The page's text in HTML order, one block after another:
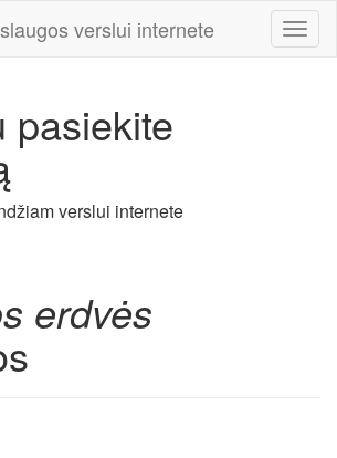
verslui internete Meniu
pasiekite
verslui internete
erdvės